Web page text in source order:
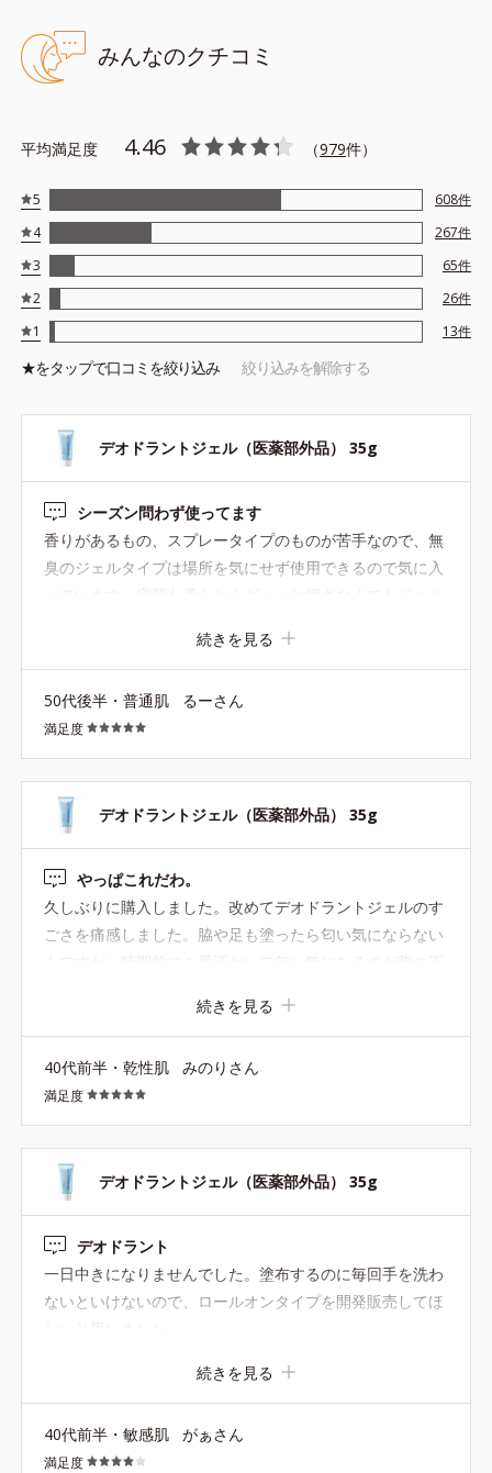
みんなのクチコミ
平均満足度 4.46 （979件）
5 608件
4
267件
3
65件
2
26件
1
13件
★をタップで口コミを絞り込み 絞り込みを解除する
デオドラントジェル（医薬部外品） 35g
シーズン問わず使ってます
香りがあるもの、スプレータイプのものが苦手なので、無
臭のジェルタイプは場所を気にせず使用できるので気に入
っています。容器も柔らかくギュッと押さなくてもジェル
つきはありません。持ち歩きしやすいサイズもよいです。
以前はフット用もあったので期間限定でも発売しないかな
と思ってます。
続きを見る
50代後半・普通肌 るーさん
満足度
デオドラントジェル（医薬部外品） 35g
やっぱこれだわ。
久しぶりに購入しました。改めてデオドラントジェルのす
ごさを痛感しました。脇や足も塗ったら匂い気にならない
時にいつもの汗臭を感じなくて。これは年中リピになるか
も。自宅用と会社用で2つ買いました。
続きを見る
40代前半・乾性肌 みのりさん
満足度
デオドラントジェル（医薬部外品） 35g
デオドラント
一日中きになりませんでした。塗布するのに毎回手を洗わ
ないといけないので、ロールオンタイプを開発販売してほ
続きを見る
40代前半・敏感肌 がぁさん
満足度